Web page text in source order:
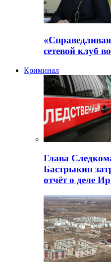
сетевой клуб
Криминал
Глава
Бастрыкин
отчёт о деле